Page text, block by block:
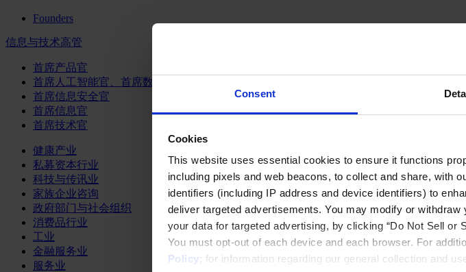
Consent
Cookies
This website uses essential cookies to ensure it functions
including pixels and web beacons, to collect and share, with
identifiers (including IP address and device identifiers) to
deliver targeted advertisements. You may modify or
your data for targeted advertising, by clicking “Do Not Sell or
You must opt-out of each device and each browser. For
Policy; for information regarding our general collection and
Founders
信息与技术高管
首席产品官
首席人工智能官、首席数据官和首席数据解析官
首席信息安全官
首席信息官
首席技术官
健康产业
私募资本行业
科技与传讯业
家族企业咨询
政府部门与社会组织
消费品行业
工业
金融服务业
服务业